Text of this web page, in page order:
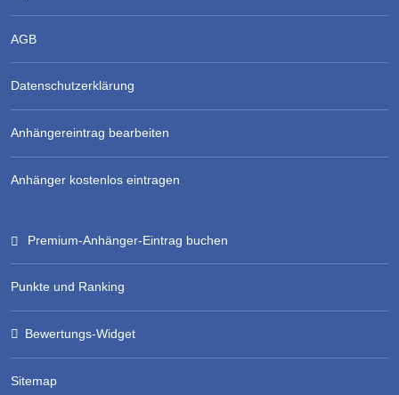
AGB
Datenschutzerklärung
Anhängereintrag bearbeiten
Anhänger kostenlos eintragen
Premium-Anhänger-Eintrag buchen
Punkte und Ranking
Bewertungs-Widget
Sitemap